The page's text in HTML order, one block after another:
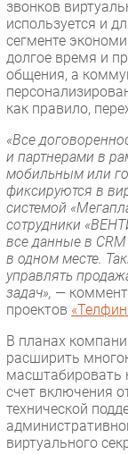
звонков
используется и
сегменте
долгое время и
общения, а
как правило,
«Все
и партнерами в
мобильным или
фиксируются в
системой
сотрудники
все данные в
в одном месте.
управлять
задач», —
проектов
В планах
расширить
масштабировать
счет включения
технической
виртуального